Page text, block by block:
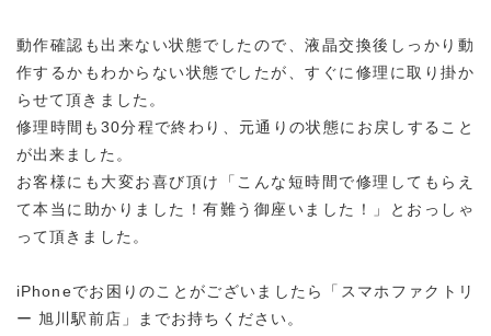
動作確認も出来ない状態でしたので、液晶交換後しっかり動
作するかもわからない状態でしたが、すぐに修理に取り掛か
らせて頂きました。
修理時間も30分程で終わり、元通りの状態にお戻しすること
が出来ました。
お客様にも大変お喜び頂け「こんな短時間で修理してもらえ
て本当に助かりました！有難う御座いました！」とおっしゃ
って頂きました。
iPhoneでお困りのことがございましたら「スマホファクトリ
ー 旭川駅前店」までお持ちください。